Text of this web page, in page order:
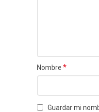
Nombre *
Guardar mi